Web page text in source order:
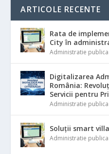
ARTICOLE RECENTE
Rata de
City în
Administratie publica
Digitalizarea
România:
Servicii pentru
Administratie publica
Soluții smart
Administratie publica